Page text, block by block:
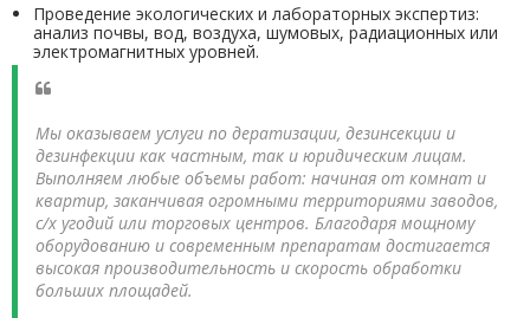
Проведение экологических и лабораторных экспертиз:
анализ почвы, вод, воздуха, шумовых, радиационных или
электромагнитных уровней.
Мы оказываем услуги по дератизации, дезинсекции и
дезинфекции как частным, так и юридическим лицам.
Выполняем любые объемы работ: начиная от комнат и
квартир, заканчивая огромными территориями заводов,
с/х угодий или торговых центров. Благодаря мощному
оборудованию и современным препаратам достигается
высокая производительность и скорость обработки
больших площадей.